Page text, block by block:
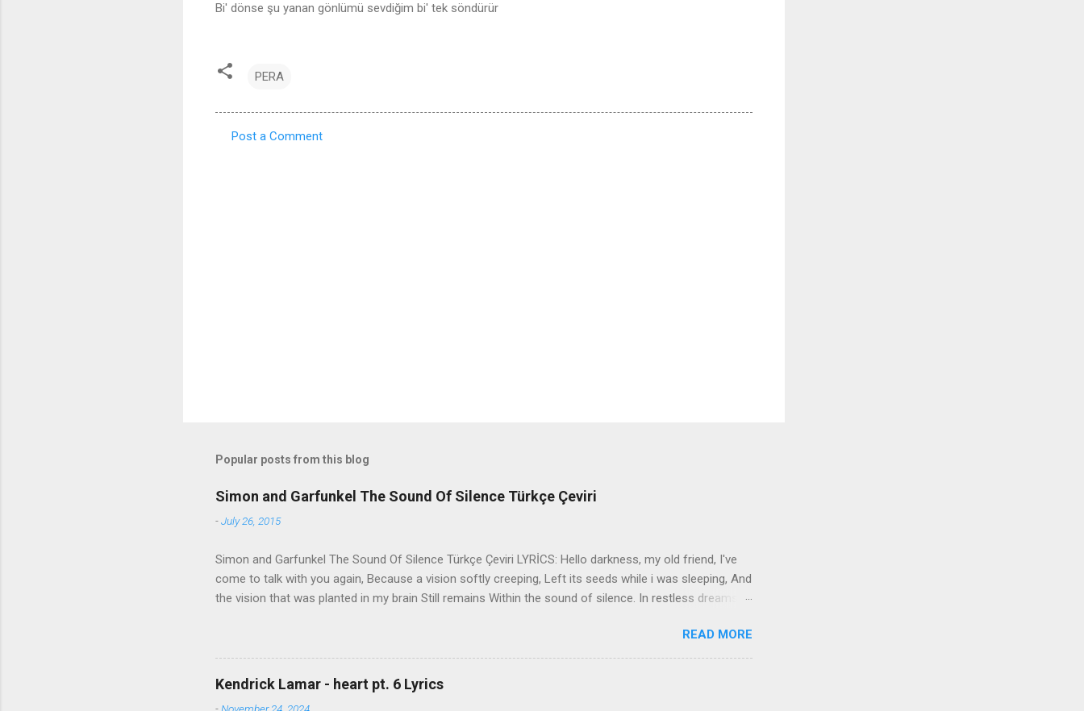
Bi' dönse şu yanan gönlümü sevdiğim bi' tek söndürür
PERA
Post a Comment
Popular posts from this blog
Simon and Garfunkel The Sound Of Silence Türkçe Çeviri
-July 26, 2015
Simon and Garfunkel The Sound Of Silence Türkçe Çeviri LYRİCS: Hello darkness, my old friend, I've
come to talk with you again, Because a vision softly creeping, Left its seeds while i was sleeping, And
the vision that was planted in my brain Still remains Within the sound of silence. In restless dreams i
the cold and damp When my eyes were stabbed by the flash of a neon light That split the night And
touched the sound of silence. And in the naked light i saw Ten thousand people, maybe more. People
talking without speaking, People hearing without listening, People writing songs that voices never
share And no one dare Disturb the sound of silence. 'fools' said i, 'you do not know Silence like a
READ MORE
Kendrick Lamar - heart pt. 6 Lyrics